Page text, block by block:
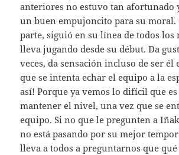
anteriores no estuvo tan afortunado
un buen empujoncito para su moral.
parte, siguió en su línea de todos los
lleva jugando desde su début. Da
veces, da sensación incluso de ser él
que se intenta echar el equipo a la
así! Porque ya vemos lo difícil que
mantener el nivel, una vez que se
equipo. Si no que le pregunten a
no está pasando por su mejor
lleva a todos a preguntarnos que qué